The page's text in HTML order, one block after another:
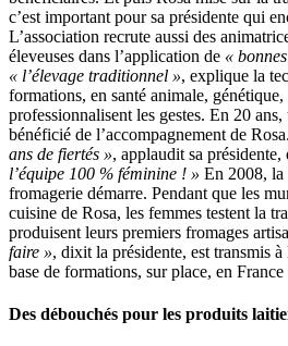
c’est important pour sa présidente qui
L’association recrute aussi des
éleveuses dans l’application de «
« l’élevage traditionnel », explique la
formations, en santé animale,
professionnalisent les gestes. En 20
bénéficié de l’accompagnement de Rosa.
ans de fiertés », applaudit sa présidente,
l’équipe 100 % féminine ! » En 2008, la
fromagerie démarre. Pendant que les
cuisine de Rosa, les femmes testent la
produisent leurs premiers fromages
faire », dixit la présidente, est transmis
base de formations, sur place, en
Des débouchés pour les produits